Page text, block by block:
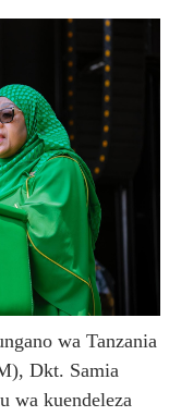
USALAMA,
NA HUDUMA ZA
UBORA
NAIBU
KUOMBA ALAMA
NA
FURSA ZA
wa Tanzania
Dkt. Samia
wa kuendeleza